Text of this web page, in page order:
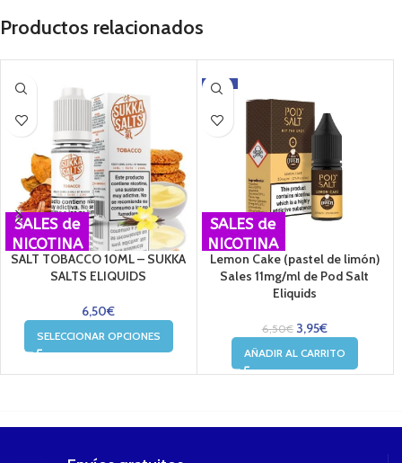
Productos relacionados
SALES de
NICOTINA
SALT TOBACCO 10ML – SUKKA
SALTS ELIQUIDS
6,50€
SELECCIONAR OPCIONES
-39%
SALES de
NICOTINA
Lemon Cake (pastel de limón)
Sales 11mg/ml de Pod Salt
Eliquids
6,50€ 3,95€
AÑADIR AL CARRITO